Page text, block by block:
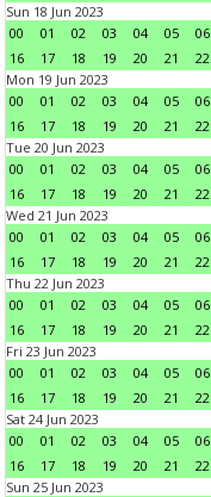
Sun 18 Jun 2023
00
01 02 03 04 05 06
16
17 18 19 20 21 22
Mon 19 Jun 2023
00
01 02 03 04 05 06
16
17 18 19 20 21 22
Tue 20 Jun 2023
00
01 02 03 04 05 06
16
17 18 19 20 21 22
Wed 21 Jun 2023
00
01 02 03 04 05 06
16
17 18 19 20 21 22
Thu 22 Jun 2023
00
01 02 03 04 05 06
16
17 18 19 20 21 22
Fri 23 Jun 2023
00
01 02 03 04 05 06
16
17 18 19 20 21 22
Sat 24 Jun 2023
00
01 02 03 04 05 06
16
17 18 19 20 21 22
Sun 25 Jun 2023